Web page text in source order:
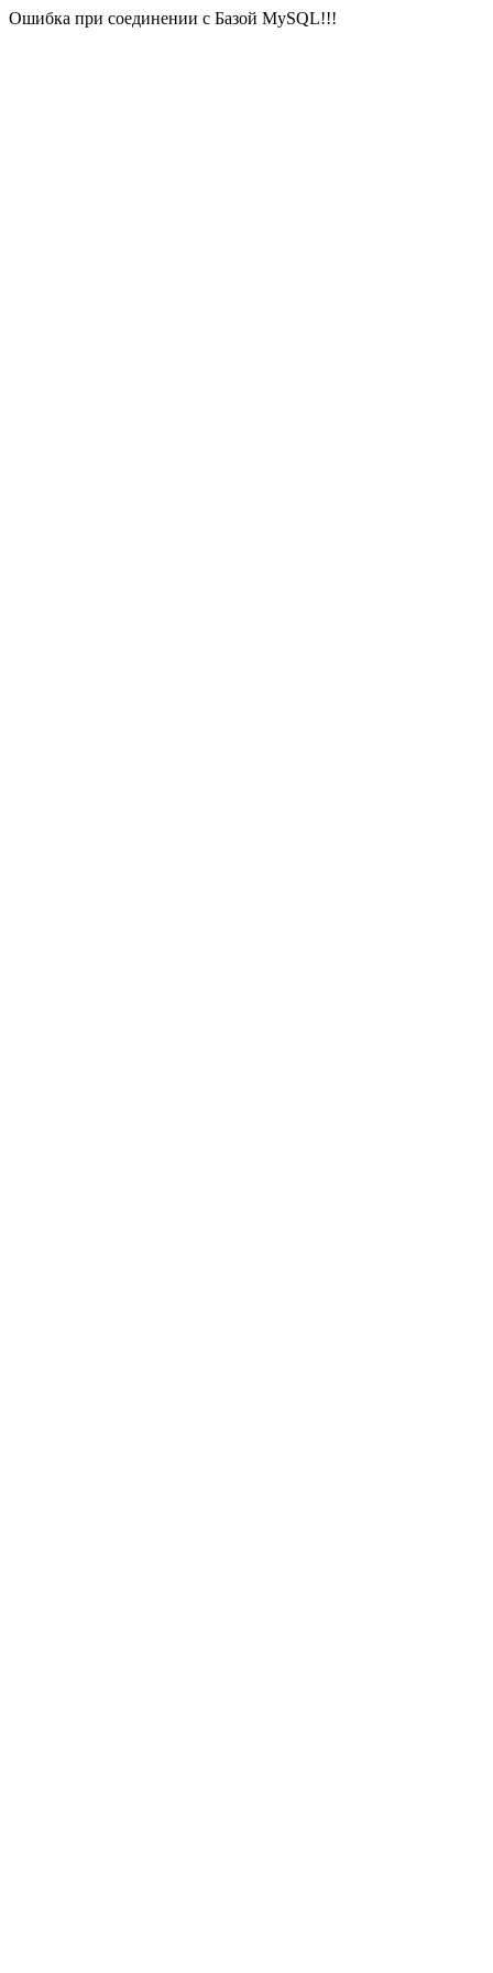
Ошибка при соединении с Базой MySQL!!!